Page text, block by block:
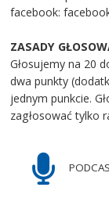
facebook:
ZASADY
Głosujemy na 20
dwa punkty
jednym punkcie.
zagłosować tylko